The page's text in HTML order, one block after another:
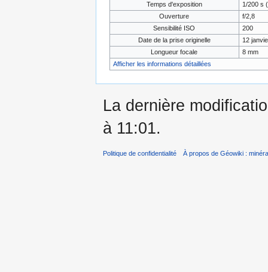
Temps d'exposition
1/200 s
Ouverture
f/2,8
Sensibilité ISO
200
Date de la prise originelle
12
Longueur focale
8 mm
Afficher les informations détaillées
La dernière
à 11:01.
Politique de confidentialité À propos de Géowiki :